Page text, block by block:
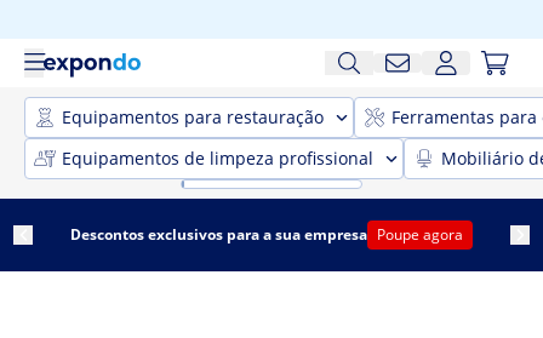
Equipamentos para restauração
Ferramentas para
Equipamentos de limpeza profissional
Mobiliário
Descontos exclusivos para a sua empresa Poupe agora